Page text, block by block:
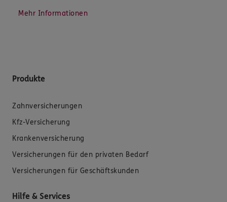
Mehr Informationen
Produkte
Zahnversicherungen
Kfz-Versicherung
Krankenversicherung
Versicherungen für den privaten Bedarf
Versicherungen für Geschäftskunden
Hilfe & Services